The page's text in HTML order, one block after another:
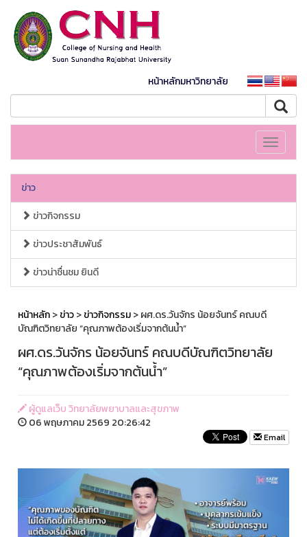
หน้าหลักมหาวิทยาลัย
Toggle
ข่าว
ข่าวกิจกรรม
ข่าวประชาสัมพันธ์
ข่าวน่าชื่นชม ยินดี
หน้าหลัก>ข่าว>ข่าวกิจกรรม> ผศ.ดร.วันจักร น้อยจันทร์ คณบดี
บัณฑิตวิทยาลัย “คุณภาพต้องเริ่มจากต้นน้ำ”
ผศ.ดร.วันจักร น้อยจันทร์ คณบดีบัณฑิตวิทยาลัย
“คุณภาพต้องเริ่มจากต้นน้ำ”
ผู้ดูแลเว็บ วิทยาลัยพยาบาลและสุขภาพ
06 พฤษภาคม 2569 20:26:42
Email